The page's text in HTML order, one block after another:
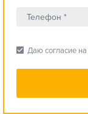
check_box Даю согласие на